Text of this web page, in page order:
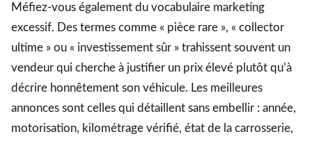
Méfiez-vous également du vocabulaire marketing
excessif. Des termes comme « pièce rare », « collector
ultime » ou « investissement sûr » trahissent souvent un
vendeur qui cherche à justifier un prix élevé plutôt qu’à
décrire honnêtement son véhicule. Les meilleures
annonces sont celles qui détaillent sans embellir : année,
motorisation, kilométrage vérifié, état de la carrosserie,